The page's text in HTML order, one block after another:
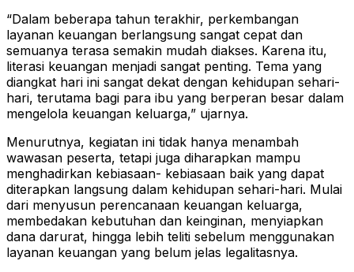
“Dalam beberapa tahun terakhir, perkembangan
layanan keuangan berlangsung sangat cepat dan
semuanya terasa semakin mudah diakses. Karena itu,
literasi keuangan menjadi sangat penting. Tema yang
diangkat hari ini sangat dekat dengan kehidupan sehari-
hari, terutama bagi para ibu yang berperan besar dalam
mengelola keuangan keluarga,” ujarnya.
Menurutnya, kegiatan ini tidak hanya menambah
wawasan peserta, tetapi juga diharapkan mampu
menghadirkan kebiasaan- kebiasaan baik yang dapat
diterapkan langsung dalam kehidupan sehari-hari. Mulai
dari menyusun perencanaan keuangan keluarga,
membedakan kebutuhan dan keinginan, menyiapkan
dana darurat, hingga lebih teliti sebelum menggunakan
layanan keuangan yang belum jelas legalitasnya.